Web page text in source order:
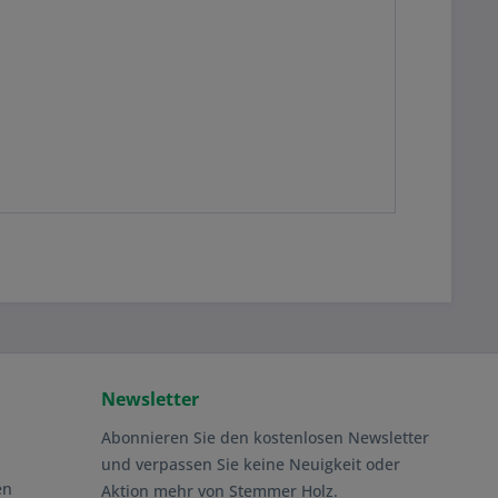
Newsletter
Abonnieren Sie den kostenlosen Newsletter
und verpassen Sie keine Neuigkeit oder
Aktion mehr von Stemmer Holz.